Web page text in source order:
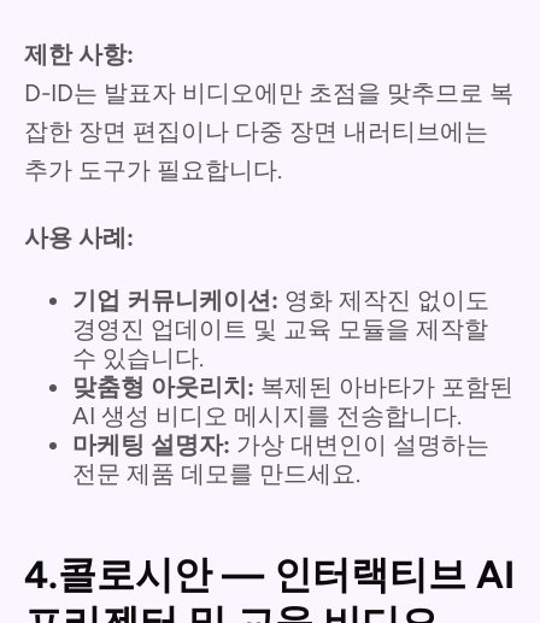
제한 사항:
D-ID는 발표자 비디오에만 초점을 맞추므로 복
잡한 장면 편집이나 다중 장면 내러티브에는
추가 도구가 필요합니다.
사용 사례:
기업 커뮤니케이션: 영화 제작진 없이도
경영진 업데이트 및 교육 모듈을 제작할
수 있습니다.
맞춤형 아웃리치: 복제된 아바타가 포함된
AI 생성 비디오 메시지를 전송합니다.
마케팅 설명자: 가상 대변인이 설명하는
전문 제품 데모를 만드세요.
4.콜로시안 — 인터랙티브 AI